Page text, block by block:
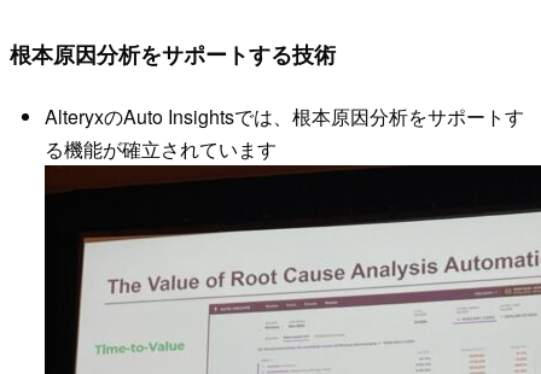
根本原因分析をサポートする技術
AlteryxのAuto Insightsでは、根本原因分析をサポートす
る機能が確立されています